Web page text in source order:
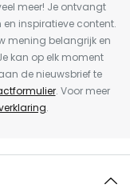
meer! Je ontvangt
inspiratieve content.
mening belangrijk en
kan op elk moment
de nieuwsbrief te
. Voor meer
.